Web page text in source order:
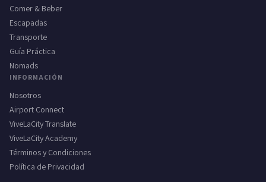
Comer & Beber
Escapadas
Transporte
Guía Práctica
Nomads
INFORMACIÓN
Nosotros
Airport Connect
ViveLaCity Translate
ViveLaCity Academy
Términos y Condiciones
Política de Privacidad